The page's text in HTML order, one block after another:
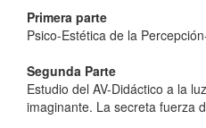
Primera parte
Psico-Estética de la
Segunda Parte
Estudio del AV-Didáctico a la
imaginante. La secreta fuerza